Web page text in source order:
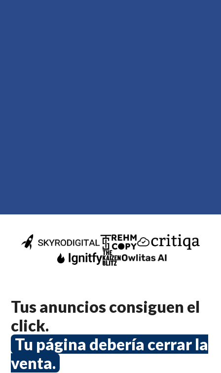
Tus anuncios consiguen el
click.
Tu página debería cerrar la
venta.